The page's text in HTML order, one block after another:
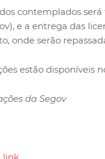
contemplados
e a entrega das
onde serão
estão disponíveis
da Segov